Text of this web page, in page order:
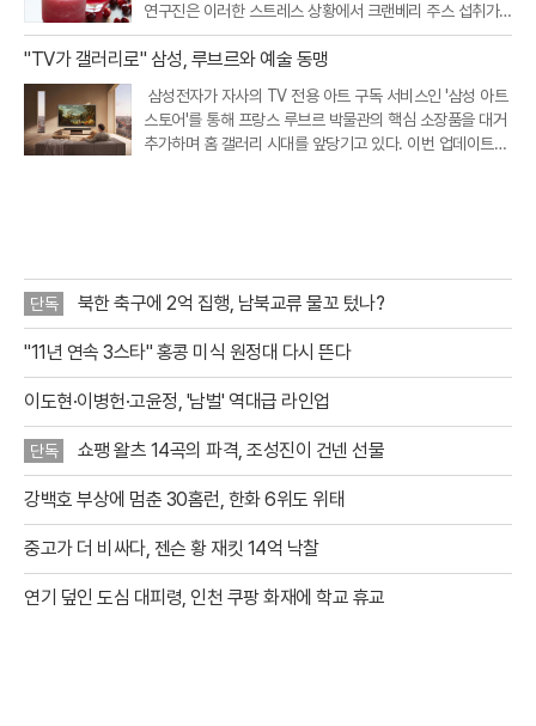
연구진은 이러한 스트레스 상황에서 크랜베리 주스 섭취가
인지 기능을 개선하고 정서적 안정을 돕는다는 흥미로운 연
구 결과를 내놓았다. 크랜베리에 풍부한 특정 항산화 성분이
"TV가 갤러리로" 삼성, 루브르와 예술 동맹
삼성전자가 자사의 TV 전용 아트 구독 서비스인 '삼성 아트
스토어'를 통해 프랑스 루브르 박물관의 핵심 소장품을 대거
추가하며 홈 갤러리 시대를 앞당기고 있다. 이번 업데이트를
단독 북한 축구에 2억 집행, 남북교류 물꼬 텄나?
"11년 연속 3스타" 홍콩 미식 원정대 다시 뜬다
이도현·이병헌·고윤정, '남벌' 역대급 라인업
단독 쇼팽 왈츠 14곡의 파격, 조성진이 건넨 선물
강백호 부상에 멈춘 30홈런, 한화 6위도 위태
중고가 더 비싸다, 젠슨 황 재킷 14억 낙찰
연기 덮인 도심 대피령, 인천 쿠팡 화재에 학교 휴교